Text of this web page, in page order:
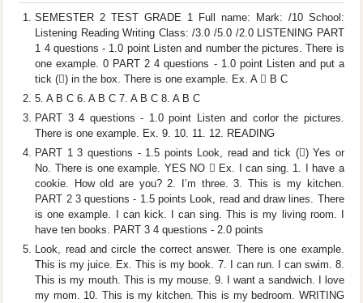
SEMESTER 2 TEST GRADE 1 Full name: Mark: /10 School:
Listening Reading Writing Class: /3.0 /5.0 /2.0 LISTENING PART
1 4 questions - 1.0 point Listen and number the pictures. There is
one example. 0 PART 2 4 questions - 1.0 point Listen and put a
tick () in the box. There is one example. Ex. A  B C
5. A B C 6. A B C 7. A B C 8. A B C
PART 3 4 questions - 1.0 point Listen and corlor the pictures.
There is one example. Ex. 9. 10. 11. 12. READING
PART 1 3 questions - 1.5 points Look, read and tick () Yes or
No. There is one example. YES NO  Ex. I can sing. 1. I have a
cookie. How old are you? 2. I’m three. 3. This is my kitchen.
PART 2 3 questions - 1.5 points Look, read and draw lines. There
is one example. I can kick. I can sing. This is my living room. I
have ten books. PART 3 4 questions - 2.0 points
Look, read and circle the correct answer. There is one example.
This is my juice. Ex. This is my book. 7. I can run. I can swim. 8.
This is my mouth. This is my mouse. 9. I want a sandwich. I love
my mom. 10. This is my kitchen. This is my bedroom. WRITING